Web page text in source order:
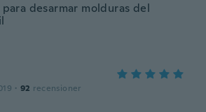
desarmar molduras del
· 92 recensioner